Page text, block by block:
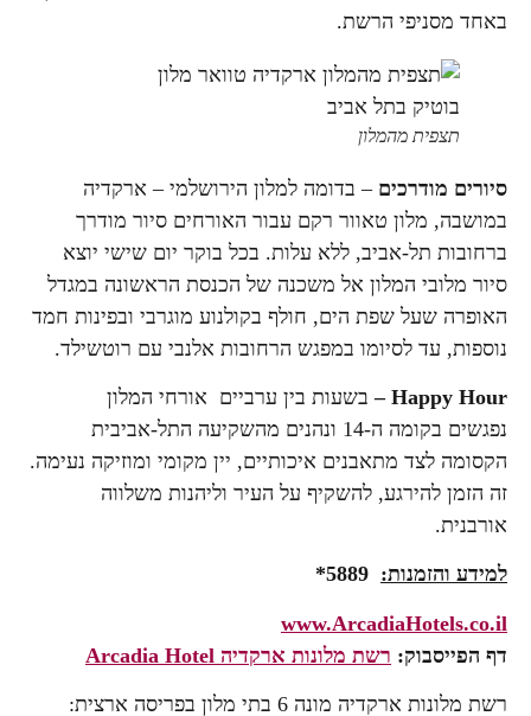
באחד מסניפי הרשת.
תצפית מהמלון
סיורים מודרכים– בדומה למלון הירושלמי – ארקדיה
במושבה, מלון טאוור רקם עבור האורחים סיור מודרך
ברחובות תל-אביב, ללא עלות. בכל בוקר יום שישי יוצא
סיור מלובי המלון אל משכנה של הכנסת הראשונה במגדל
האופרה שעל שפת הים, חולף בקולנוע מוגרבי ובפינות חמד
נוספות, עד לסיומו במפגש הרחובות אלנבי עם רוטשילד.
Happy Hour –
בשעות בין ערביים אורחי המלון
נפגשים בקומה ה-14 ונהנים מהשקיעה התל-אביבית
הקסומה לצד מתאבנים איכותיים, יין מקומי ומוזיקה נעימה.
זה הזמן להירגע, להשקיף על העיר וליהנות משלווה
אורבנית.
למידע והזמנות:5889*
www.ArcadiaHotels.co.il
דף הפייסבוק:רשת מלונות ארקדיהArcadia Hotel
רשת מלונות ארקדיה מונה 6 בתי מלון בפריסה ארצית: